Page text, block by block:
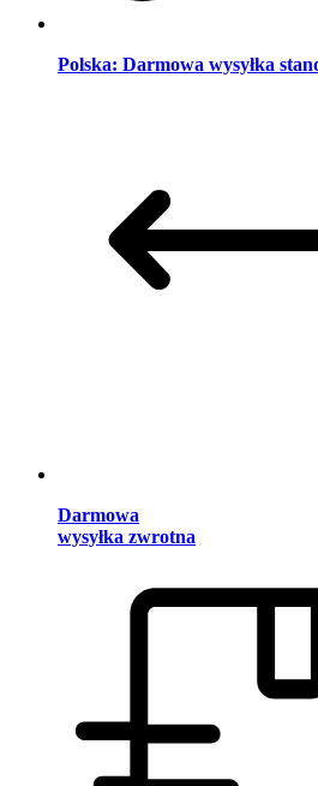
Polska: Darmowa wysyłka
Darmowa
wysyłka zwrotna